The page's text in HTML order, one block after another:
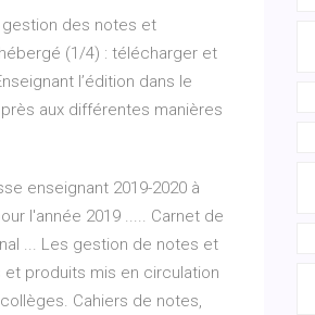
gestion des notes et
(1/4) : télécharger et
l’édition dans le
aux différentes manières
enseignant 2019-2020 à
l'année 2019 ..... Carnet de
... Les gestion de notes et
produits mis en circulation
Cahiers de notes,